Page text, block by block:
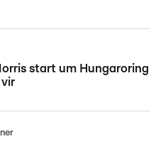
start um Hungaroring